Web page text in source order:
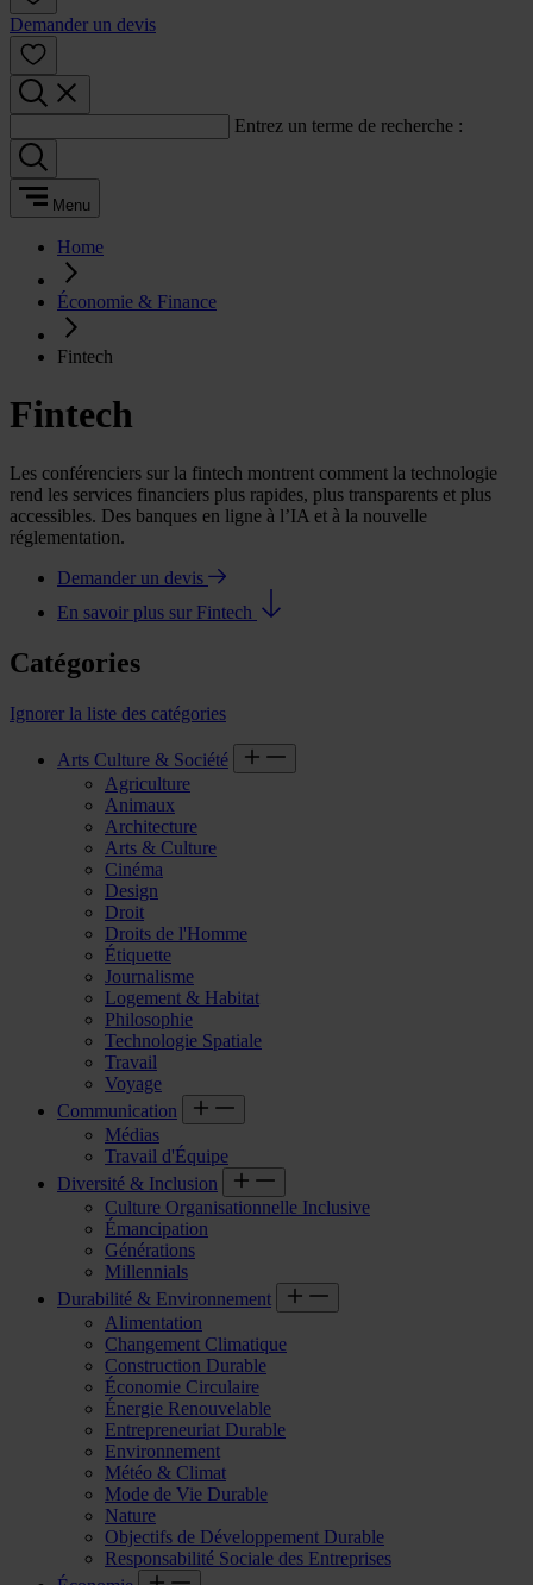
Demander un devis
Entrez un terme de recherche :
Menu
Home
Économie & Finance
Fintech
Fintech
Les conférenciers sur la fintech montrent comment la technologie
rend les services financiers plus rapides, plus transparents et plus
accessibles. Des banques en ligne à l’IA et à la nouvelle
réglementation.
Demander un devis
En savoir plus sur Fintech
Catégories
Ignorer la liste des catégories
Arts Culture & Société
Agriculture
Animaux
Architecture
Arts & Culture
Cinéma
Design
Droit
Droits de l'Homme
Étiquette
Journalisme
Logement & Habitat
Philosophie
Technologie Spatiale
Travail
Voyage
Communication
Médias
Travail d'Équipe
Diversité & Inclusion
Culture Organisationnelle Inclusive
Émancipation
Générations
Millennials
Durabilité & Environnement
Alimentation
Changement Climatique
Construction Durable
Économie Circulaire
Énergie Renouvelable
Entrepreneuriat Durable
Environnement
Météo & Climat
Mode de Vie Durable
Nature
Objectifs de Développement Durable
Responsabilité Sociale des Entreprises